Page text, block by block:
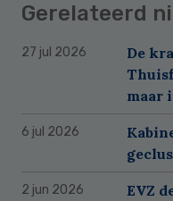
Gerelateerd
27 jul 2026
De
maar
6 jul 2026
2 jun 2026
EVZ